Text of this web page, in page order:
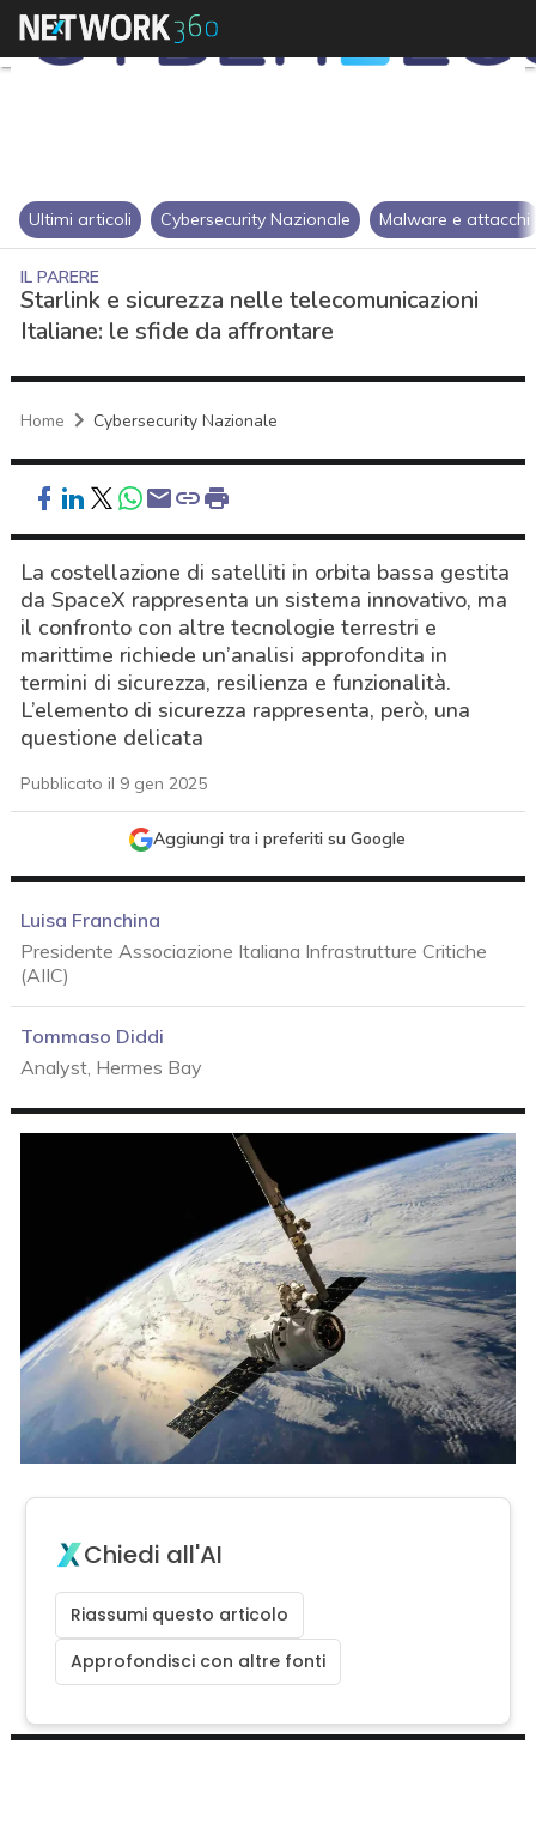
Ultimi articoli Cybersecurity Nazionale Malware e attacchi
IL PARERE
Starlink e sicurezza nelle telecomunicazioni
Italiane: le sfide da affrontare
Home Cybersecurity Nazionale
La costellazione di satelliti in orbita bassa gestita
da SpaceX rappresenta un sistema innovativo, ma
il confronto con altre tecnologie terrestri e
marittime richiede un’analisi approfondita in
termini di sicurezza, resilienza e funzionalità.
L’elemento di sicurezza rappresenta, però, una
questione delicata
Pubblicato il 9 gen 2025
Aggiungi tra i preferiti su Google
Luisa Franchina
Presidente Associazione Italiana Infrastrutture Critiche
(AIIC)
Tommaso Diddi
Analyst, Hermes Bay
Chiedi all'AI
Riassumi questo articolo
Approfondisci con altre fonti